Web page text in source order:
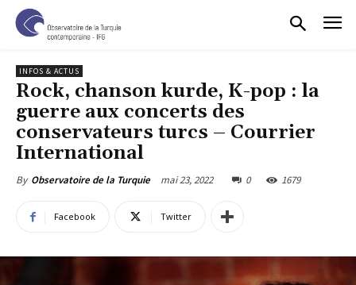
INFOS & ACTUS
Rock, chanson kurde, K-pop : la
guerre aux concerts des
conservateurs turcs – Courrier
International
By Observatoire de la Turquie mai 23, 2022 0 1679
Facebook Twitter